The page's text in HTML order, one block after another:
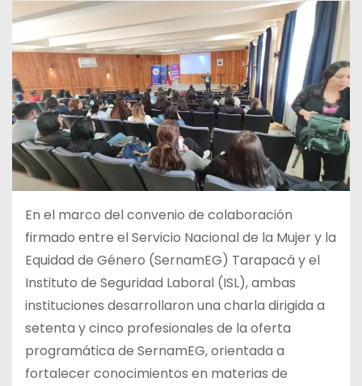
En el marco del convenio de colaboración
firmado entre el Servicio Nacional de la Mujer y la
Equidad de Género (SernamEG) Tarapacá y el
Instituto de Seguridad Laboral (ISL), ambas
instituciones desarrollaron una charla dirigida a
setenta y cinco profesionales de la oferta
programática de SernamEG, orientada a
fortalecer conocimientos en materias de